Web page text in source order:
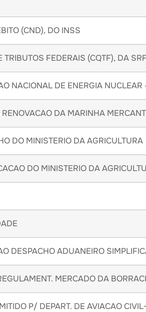
(CND), DO INSS
TRIBUTOS FEDERAIS (CQTF), DA SRF
NACIONAL DE ENERGIA NUCLEAR
DA MARINHA
DO MINISTERIO DA AGRICULTURA
DO MINISTERIO DA
DESPACHO ADUANEIRO
MERCADO DA
P/ DEPART. DE AVIACAO